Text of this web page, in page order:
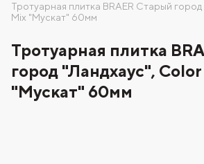
Тротуарная плитка BRAER Старый
Mix "Мускат" 60мм
Тротуарная плитка
город "Ландхаус",
"Мускат" 60мм